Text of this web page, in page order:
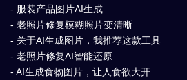
- 服装产品图片AI生成
- 老照片修复模糊照片变清晰
- 关于AI生成图片，我推荐这款工具
- 老照片修复AI智能还原
- AI生成食物图片，让人食欲大开